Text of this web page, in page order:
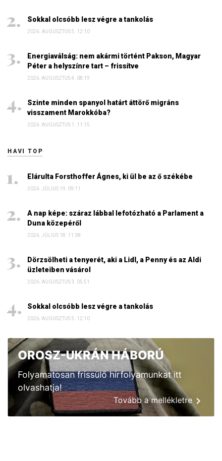
Sokkal olcsóbb lesz végre a tankolás
2026. AUGUSZTUS 5. 12:10
Energiaválság: nem akármi történt Pakson, Magyar
Péter a helyszínre tart – frissítve
2026. AUGUSZTUS 4. 08:19
Szinte minden spanyol határt áttörő migráns
visszament Marokkóba?
2026. AUGUSZTUS 1. 11:15
HAVI TOP
Elárulta Forsthoffer Ágnes, ki ül be az ő székébe
2026. JÚLIUS 19. 09:11
A nap képe: száraz lábbal lefotózható a Parlament a
Duna közepéről
2026. JÚLIUS 18. 11:38
Dörzsölheti a tenyerét, aki a Lidl, a Penny és az Aldi
üzleteiben vásárol
2026. AUGUSZTUS 3. 05:51
Sokkal olcsóbb lesz végre a tankolás
2026. AUGUSZTUS 5. 12:10
OROSZ-UKRÁN HÁBORÚ
Folyamatosan frissülő hírfolyamunkat itt
olvashatja!
Tovább a mellékletre